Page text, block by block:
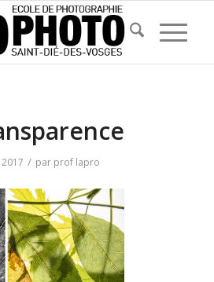
/ par prof lapro